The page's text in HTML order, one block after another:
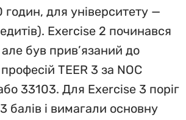
для університету —
Exercise 2 починався
але був прив’язаний до
TEER 3 за NOC
33103. Для Exercise 3 поріг
балів і вимагали основну